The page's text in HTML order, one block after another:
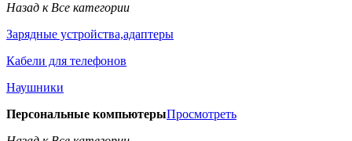
Назад к Все категории
Зарядные устройства,адаптеры
Кабели для телефонов
Наушники
Персональные компьютерыПросмотреть